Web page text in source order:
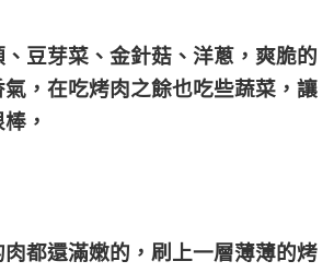
豆芽菜、金針菇、洋蔥，爽脆的
氣，在吃烤肉之餘也吃些蔬菜，讓
，
都還滿嫩的， 刷上一層薄薄的烤